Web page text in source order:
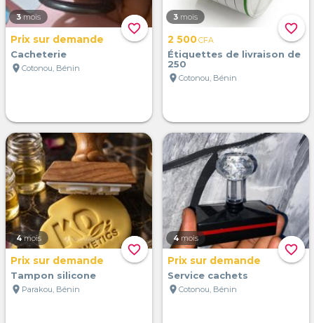
favorite_border
3 mois
Prix sur demande
Cacheterie
location_on Cotonou, Bénin
favorite_border
3 mois
2 500CFA
Étiquettes de livraison de
250
location_on Cotonou, Bénin
favorite_border
4 mois
Prix sur demande
Tampon silicone
location_on Parakou, Bénin
favorite_border
4 mois
Prix sur demande
Service cachets
location_on Cotonou, Bénin